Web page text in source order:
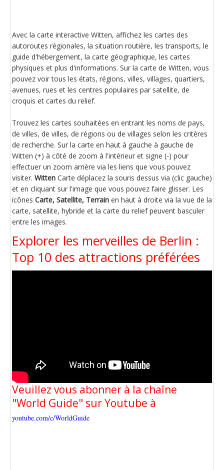
Avec la carte interactive Witten, affichez les cartes des
autoroutes régionales, la situation routière, les transports, le
guide d'hébergement, la carte géographique, les cartes
physiques et plus d'informations. Sur la carte de Witten, vous
pouvez voir tous les états, régions, villes, villages, quartiers,
avenues, rues et les centres populaires par satellite, de
croquis et cartes du relief.
Trouvez les cartes souhaitées en entrant les noms de pays,
de villes, de villes, de régions ou de villages selon les critères
de recherche. Sur la carte en haut à gauche à gauche de
Witten (+) à côté de zoom à l'intérieur et signe (-) pour
effectuer un zoom arrière via les liens que vous pouvez
visiter. Witten Carte déplacez la souris dessus via (clic gauche)
et en cliquant sur l'image que vous pouvez faire glisser. Les
icônes Carte, Satellite, Terrain en haut à droite via la vue de la
carte, satellite, hybride et la carte du relief peuvent basculer
entre les images.
Explorer les merveilles de Berlin :
Top 10 des attractions préférées
Veuillez vous abonner à la chaîne
"World Guide" sur Youtube à
youtube.com/c/WorldGuide